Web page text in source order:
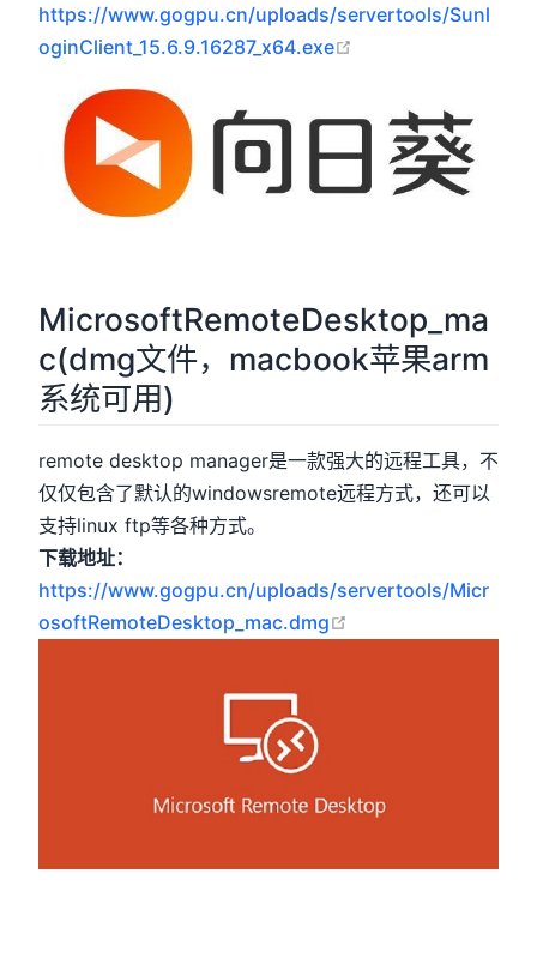
https://www.gogpu.cn/uploads/servertools/Sunl
oginClient_15.6.9.16287_x64.exe
MicrosoftRemoteDesktop_ma
c(dmg文件，macbook苹果arm
系统可用)
remote desktop manager是一款强大的远程工具，不
仅仅包含了默认的windowsremote远程方式，还可以
支持linux ftp等各种方式。
下载地址：
https://www.gogpu.cn/uploads/servertools/Micr
osoftRemoteDesktop_mac.dmg